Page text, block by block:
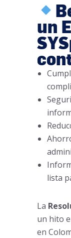
un
lista
La
un hito
en